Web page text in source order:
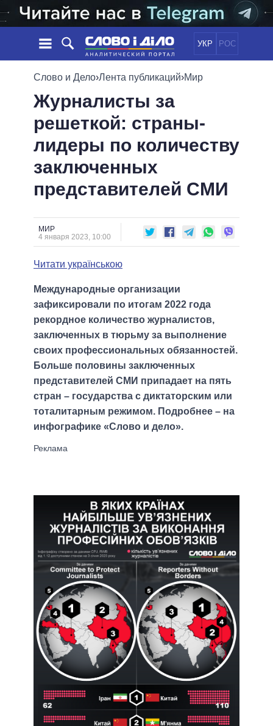
УКР РОС
НОВОСТИ
ЛЕНТА
СОБЫТИЯ
СТАТЬИ
МНЕНИЯ
ОБЗОРЫ
ДАЙДЖЕСТЫ
ПОЛИТИКА
ЭКОНОМИКА
ОБЩЕСТВО
ОБЕЩАНИЯ
ПОЛИТИКИ
ВСЕ ПОЛИТИКИ
ПРЕЗИДЕНТ И ОФИС
ВЕРХОВНАЯ РАДА
ГЛАВЫ ОБЛАДМИНИСТРАЦИЙ
МЭРЫ
ВСЕ ПЕРСОНЫ
ВИДЕО
СРАВНЕНИЕ ПОЛИТИКОВ
Слово и Дело›Лента публикаций›Мир
Журналисты за
решеткой: страны-
лидеры по количеству
заключенных
представителей СМИ
МИР
4 января 2023, 10:00
Читати українською
Международные организации
зафиксировали по итогам 2022 года
рекордное количество журналистов,
заключенных в тюрьму за выполнение
своих профессиональных обязанностей.
Больше половины заключенных
представителей СМИ припадает на пять
стран – государства с диктаторским или
тоталитарным режимом. Подробнее – на
инфографике «Слово и дело».